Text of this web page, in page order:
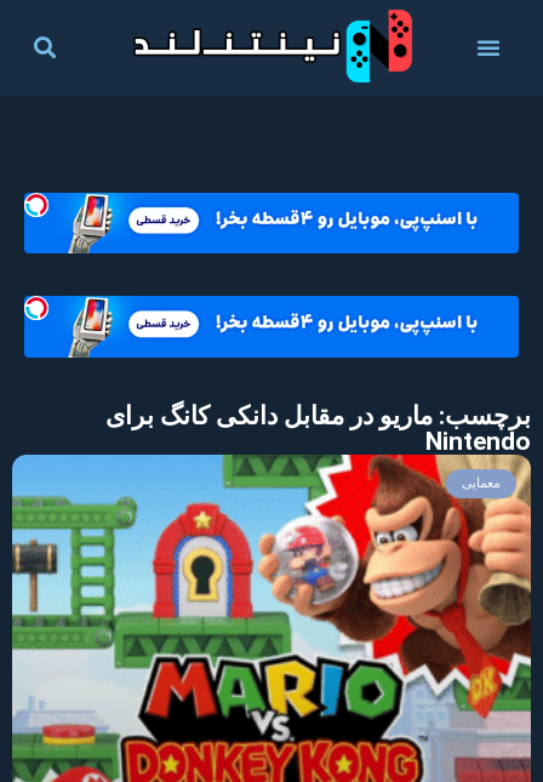
برچسب: ماریو در مقابل دانکی کانگ برای
Nintendo
معمایی